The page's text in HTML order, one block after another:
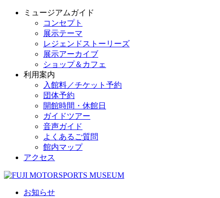
ミュージアムガイド
コンセプト
展示テーマ
レジェンドストーリーズ
展示アーカイブ
ショップ＆カフェ
利用案内
入館料／チケット予約
団体予約
開館時間・休館日
ガイドツアー
音声ガイド
よくあるご質問
館内マップ
アクセス
お知らせ